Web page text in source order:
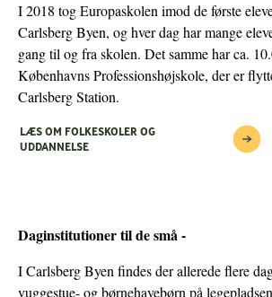
I 2018 tog Europaskolen imod de første
Carlsberg Byen, og hver dag har mange
gang til og fra skolen. Det samme har ca.
Københavns Professionshøjskole, der er
Carlsberg Station.
LÆS OM FOLKESKOLER OG
UDDANNELSE
Daginstitutioner til de små -
I Carlsberg Byen findes der allerede flere
vuggestue- og børnehavebørn på